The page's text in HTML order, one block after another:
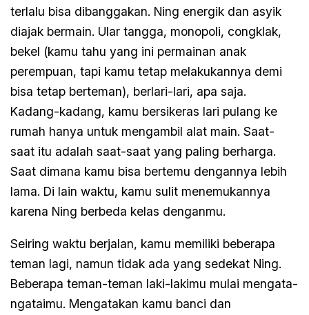
terlalu bisa dibanggakan. Ning energik dan asyik
diajak bermain. Ular tangga, monopoli, congklak,
bekel (kamu tahu yang ini permainan anak
perempuan, tapi kamu tetap melakukannya demi
bisa tetap berteman), berlari-lari, apa saja.
Kadang-kadang, kamu bersikeras lari pulang ke
rumah hanya untuk mengambil alat main. Saat-
saat itu adalah saat-saat yang paling berharga.
Saat dimana kamu bisa bertemu dengannya lebih
lama. Di lain waktu, kamu sulit menemukannya
karena Ning berbeda kelas denganmu.
Seiring waktu berjalan, kamu memiliki beberapa
teman lagi, namun tidak ada yang sedekat Ning.
Beberapa teman-teman laki-lakimu mulai mengata-
ngataimu. Mengatakan kamu banci dan